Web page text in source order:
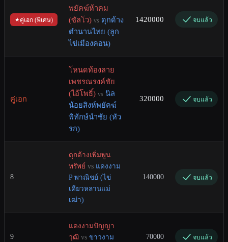
คู่เอก (พิเศษ)
พยัคฆ์ห้าคม
(ซัลโว) vs ดุกด้าง
ตำนานไทย (ลูก
ไข่เมืองคอน)
1420000 จบแล้ว
คู่เอก
โหนดท้องลาย
เพชรณรงค์ชัย
(ไอ้โพธิ์) vs นิล
น้อยสิงห์พยัคฆ์
พิทักษ์นำชัย (หัว
รก)
320000 จบแล้ว
8
ดุกด้างเพิ่มพูน
ทรัพย์ vs แดงงาม
P พาณิชย์ (ไข่
เดียวหลานแม่
เฒ่า)
140000 จบแล้ว
9
แดงงามปัญญา
วุฒิ vs ขาวงาม
70000 จบแล้ว